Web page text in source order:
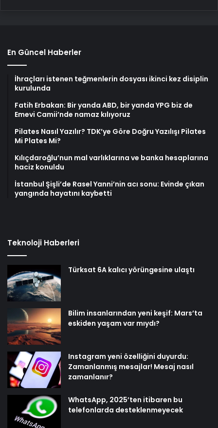
En Güncel Haberler
İhraçları istenen teğmenlerin dosyası ikinci kez disiplin
kurulunda
Fatih Erbakan: Bir yanda ABD, bir yanda YPG biz de
Emevi Camii’nde namaz kılıyoruz
Pilates Nasıl Yazılır? TDK’ye Göre Doğru Yazılışı Pilates
Mi Plates Mi?
Kılıçdaroğlu’nun mal varlıklarına ve banka hesaplarına
haciz konuldu
İstanbul Şişli’de Rasel Yanni’nin acı sonu: Evinde çıkan
yangında hayatını kaybetti
Teknoloji Haberleri
Türksat 6A kalıcı yörüngesine ulaştı
Bilim insanlarından yeni keşif: Mars’ta
eskiden yaşam var mıydı?
Instagram yeni özelliğini duyurdu:
Zamanlanmış mesajlar! Mesaj nasıl
zamanlanır?
WhatsApp, 2025’ten itibaren bu
telefonlarda desteklenmeyecek